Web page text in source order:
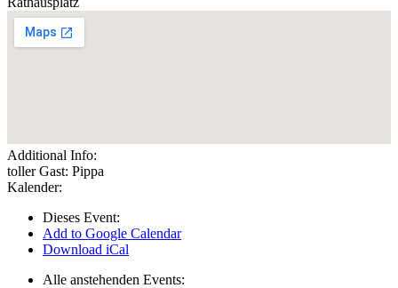
Additional Info:
toller Gast: Pippa
Kalender:
Dieses Event:
Add to Google Calendar
Download iCal
Alle anstehenden Events: